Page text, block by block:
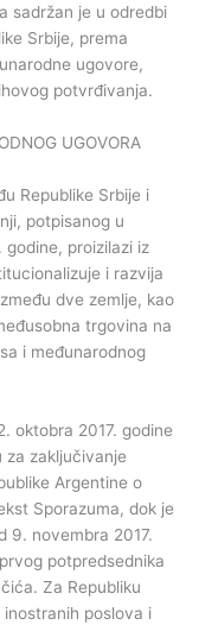
sadržan je u odredbi
Srbije, prema
ugovore,
potvrđivanja.
UGOVORA
Republike Srbije i
potpisanog u
godine, proizilazi iz
i razvija
dve zemlje, kao
trgovina na
i međunarodnog
oktobra 2017. godine
za zaključivanje
Argentine o
Sporazuma, dok je
9. novembra 2017.
potpredsednika
Za Republiku
poslova i